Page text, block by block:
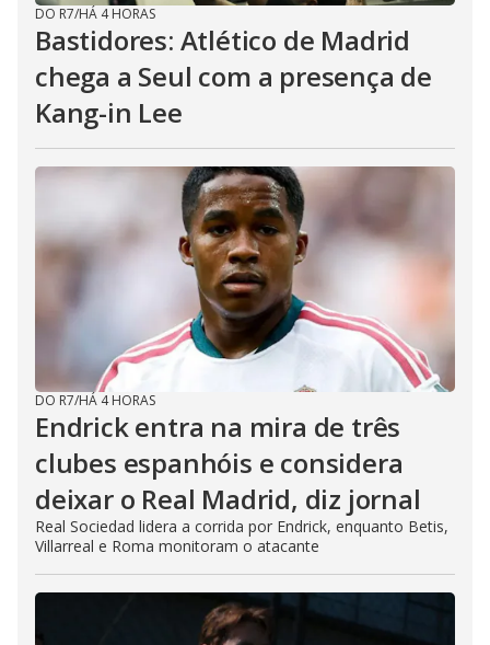
DO R7/HÁ 4 HORAS
Bastidores: Atlético de Madrid
chega a Seul com a presença de
Kang-in Lee
DO R7/HÁ 4 HORAS
Endrick entra na mira de três
clubes espanhóis e considera
deixar o Real Madrid, diz jornal
Real Sociedad lidera a corrida por Endrick, enquanto Betis,
Villarreal e Roma monitoram o atacante